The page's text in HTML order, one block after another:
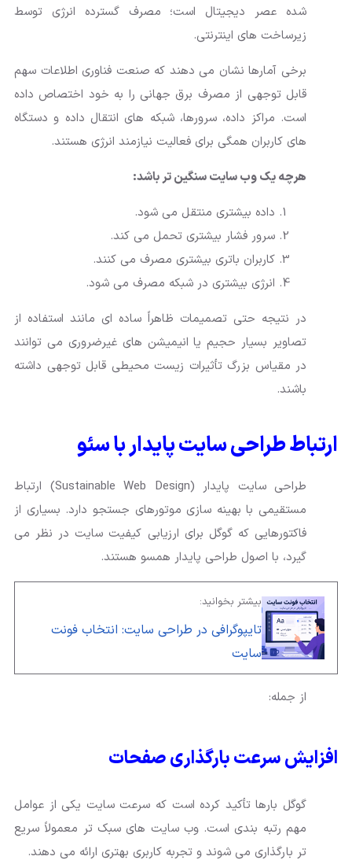
شده عصر دیجیتال است؛ مصرف گسترده انرژی توسط
زیرساخت های اینترنتی.
برخی آمارها نشان می دهند که صنعت فناوری اطلاعات سهم
قابل توجهی از مصرف برق جهانی را به خود اختصاص داده
است. مراکز داده، سرورها، شبکه های انتقال داده و دستگاه
های کاربران همگی برای فعالیت نیازمند انرژی هستند.
هرچه یک وب سایت سنگین تر باشد:
داده بیشتری منتقل می شود.
سرور فشار بیشتری تحمل می کند.
کاربران باتری بیشتری مصرف می کنند.
انرژی بیشتری در شبکه مصرف می شود.
در نتیجه حتی تصمیمات ظاهراً ساده ای مانند استفاده از
تصاویر بسیار حجیم یا انیمیشن های غیرضروری می توانند
در مقیاس بزرگ تأثیرات زیست محیطی قابل توجهی داشته
باشند.
ارتباط طراحی سایت پایدار با سئو
طراحی سایت پایدار (Sustainable Web Design) ارتباط
مستقیمی با بهینه سازی موتورهای جستجو دارد. بسیاری از
فاکتورهایی که گوگل برای ارزیابی کیفیت سایت در نظر می
گیرد، با اصول طراحی پایدار همسو هستند.
بیشتر بخوانید:
تایپوگرافی در طراحی سایت: انتخاب فونت
سایت
از جمله:
افزایش سرعت بارگذاری صفحات
گوگل بارها تأکید کرده است که سرعت سایت یکی از عوامل
مهم رتبه بندی است. وب سایت های سبک تر معمولاً سریع
تر بارگذاری می شوند و تجربه کاربری بهتری ارائه می دهند.